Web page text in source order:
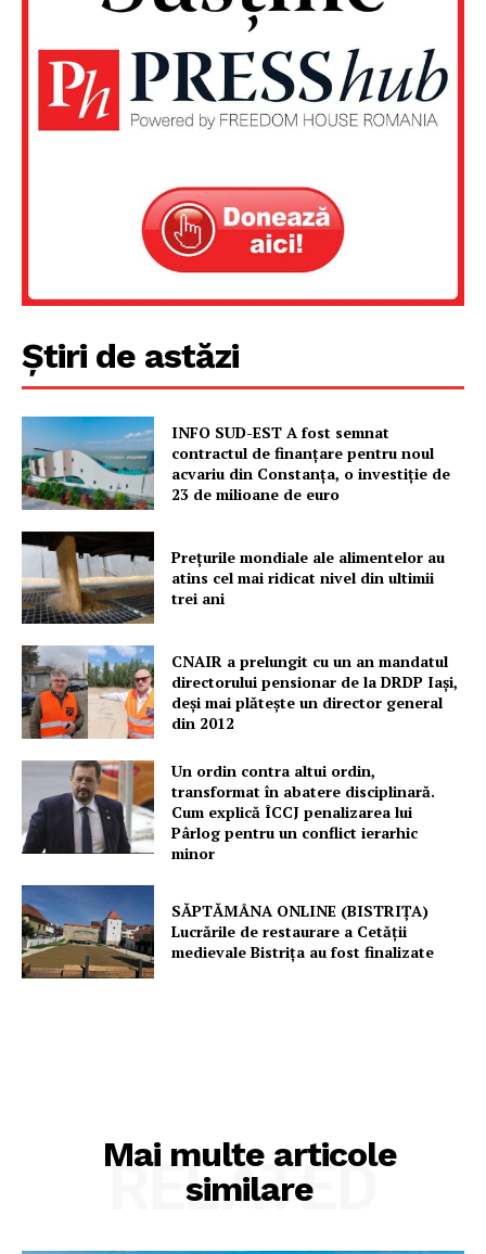
Un proiect
FREEDOM HOUSE ROMÂNIA
Despre noi / Echipa
Proiecte editoriale
Știri de astăzi
INFO SUD-EST A fost semnat
contractul de finanțare pentru noul
acvariu din Constanța, o investiție de
23 de milioane de euro
Prețurile mondiale ale alimentelor au
atins cel mai ridicat nivel din ultimii
trei ani
CNAIR a prelungit cu un an mandatul
directorului pensionar de la DRDP Iași,
deși mai plătește un director general
din 2012
Un ordin contra altui ordin,
transformat în abatere disciplinară.
Cum explică ÎCCJ penalizarea lui
Pârlog pentru un conflict ierarhic
minor
SĂPTĂMÂNA ONLINE (BISTRIȚA)
Lucrările de restaurare a Cetăţii
medievale Bistriţa au fost finalizate
Mai multe articole
similare
RELATED